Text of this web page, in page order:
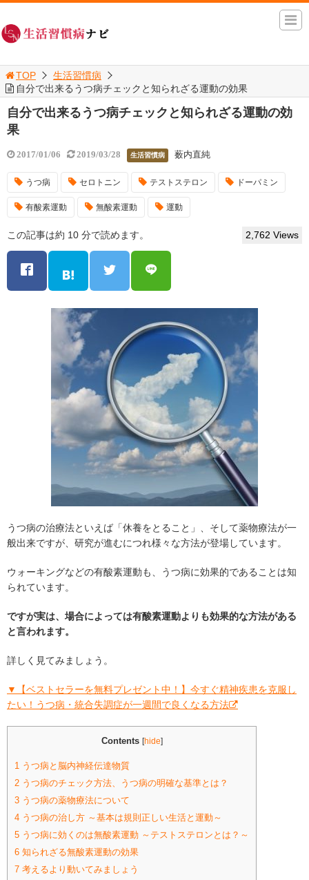
TOP
生活習慣病
自分で出来るうつ病チェックと知られざる運動の効果
自分で出来るうつ病チェックと知られざる運動の効
果
2017/01/06 2019/03/28 生活習慣病 薮内直純
うつ病 セロトニン テストステロン ドーパミン
有酸素運動 無酸素運動 運動
この記事は約 10 分で読めます。 2,762 Views
うつ病の治療法といえば「休養をとること」、そして薬物療法が一
般出来ですが、研究が進むにつれ様々な方法が登場しています。
ウォーキングなどの有酸素運動も、うつ病に効果的であることは知
られています。
ですが実は、場合によっては有酸素運動よりも効果的な方法がある
と言われます。
詳しく見てみましょう。
▼【ベストセラーを無料プレゼント中！】今すぐ精神疾患を克服し
たい！うつ病・統合失調症が一週間で良くなる方法
Contents [hide]
1 うつ病と脳内神経伝達物質
2 うつ病のチェック方法、うつ病の明確な基準とは？
3 うつ病の薬物療法について
4 うつ病の治し方 ～基本は規則正しい生活と運動～
5 うつ病に効くのは無酸素運動 ～テストステロンとは？～
6 知られざる無酸素運動の効果
7 考えるより動いてみましょう